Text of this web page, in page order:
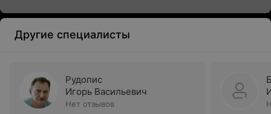
Другие специалисты
Рудопис
Игорь Васильевич
Нет отзывов